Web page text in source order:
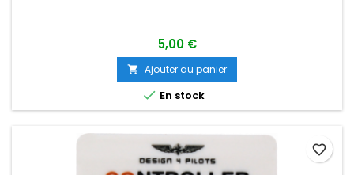
5,00 €
 Ajouter au panier
 En stock
favorite_border